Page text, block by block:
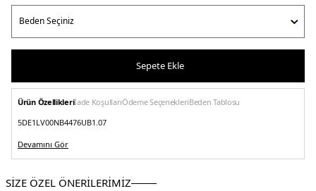
Sepete Ekle
Ürün Özellikleriİade KoşullarıÖdeme SeçenekleriBeden Tablosu
5DE1LV00NB4476UB1.07
Devamını Gör
SİZE ÖZEL ÖNERİLERİMİZ